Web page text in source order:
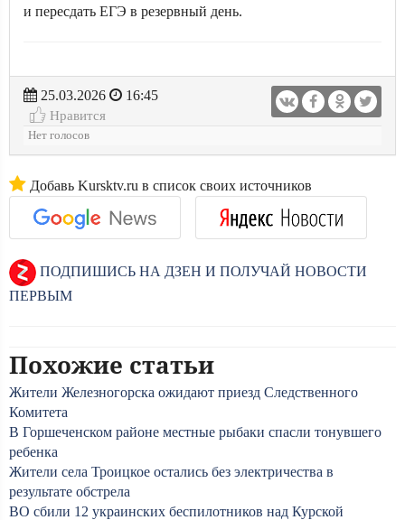
и пересдать ЕГЭ в резервный день.
25.03.2026
16:45
Нравится
Нет голосов
Добавь Kursktv.ru в список своих источников
ПОДПИШИСЬ НА ДЗЕН И ПОЛУЧАЙ НОВОСТИ
ПЕРВЫМ
Похожие статьи
Жители Железногорска ожидают приезд Следственного
Комитета
В Горшеченском районе местные рыбаки спасли тонувшего
ребенка
Жители села Троицкое остались без электричества в
результате обстрела
ВО сбили 12 украинских беспилотников над Курской